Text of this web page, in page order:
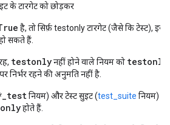
के टारगेट को छोड़कर
है, तो सिर्फ़ testonly टारगेट (जैसे कि टेस्ट), इस
सकते हैं.
testonlyनहीं होने वाले नियम को testonly
निर्भर रहने की अनुमति नहीं है.
नियम) और टेस्ट सुइट (test_suite नियम)
होते हैं.